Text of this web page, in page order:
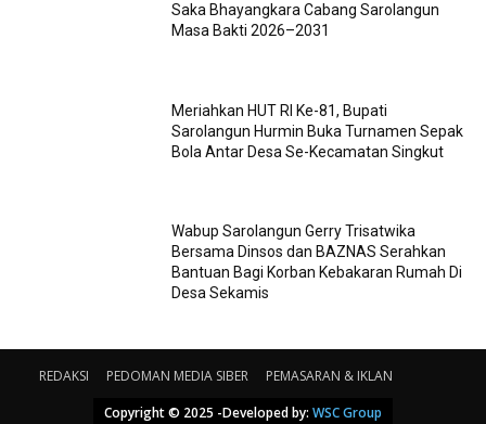
Saka Bhayangkara Cabang Sarolangun
Masa Bakti 2026–2031
Meriahkan HUT RI Ke-81, Bupati
Sarolangun Hurmin Buka Turnamen Sepak
Bola Antar Desa Se-Kecamatan Singkut
Wabup Sarolangun Gerry Trisatwika
Bersama Dinsos dan BAZNAS Serahkan
Bantuan Bagi Korban Kebakaran Rumah Di
Desa Sekamis
REDAKSI PEDOMAN MEDIA SIBER
PEMASARAN & IKLAN
Copyright © 2025 -Developed by: WSC Group